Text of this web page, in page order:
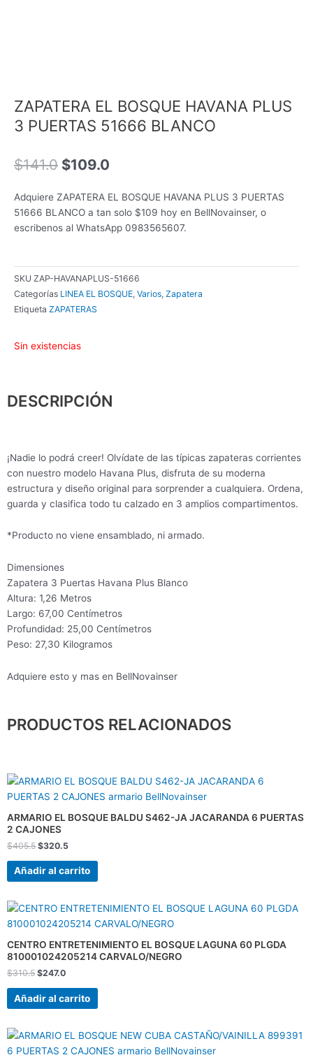
ZAPATERA EL BOSQUE HAVANA PLUS
3 PUERTAS 51666 BLANCO
$141.0 El
original
era:
$141.0.
$109.0
actual
es:
$109.0.
Adquiere ZAPATERA EL BOSQUE HAVANA PLUS 3 PUERTAS
51666 BLANCO a tan solo $109 hoy en BellNovainser, o
escribenos al WhatsApp 0983565607.
SKU ZAP-HAVANAPLUS-51666
Categorías LINEA EL BOSQUE, Varios, Zapatera
Etiqueta ZAPATERAS
Sin existencias
DESCRIPCIÓN
¡Nadie lo podrá creer! Olvídate de las típicas zapateras corrientes
con nuestro modelo Havana Plus, disfruta de su moderna
estructura y diseño original para sorprender a cualquiera. Ordena,
guarda y clasifica todo tu calzado en 3 amplios compartimentos.
*Producto no viene ensamblado, ni armado.
Dimensiones
Zapatera 3 Puertas Havana Plus Blanco
Altura: 1,26 Metros
Largo: 67,00 Centímetros
Profundidad: 25,00 Centímetros
Peso: 27,30 Kilogramos
Adquiere esto y mas en BellNovainser
PRODUCTOS RELACIONADOS
ARMARIO EL BOSQUE BALDU S462-JA JACARANDA 6 PUERTAS
2 CAJONES
$405.5
El
original
$405.5.
$320.5
El
actual
$320.5.
Añadir al carrito
CENTRO ENTRETENIMIENTO EL BOSQUE LAGUNA 60 PLGDA
810001024205214 CARVALO/NEGRO
$310.5
El
original
era:
$310.5.
$247.0
El
actual
es:
$247.0.
Añadir al carrito
El
original
El
actual